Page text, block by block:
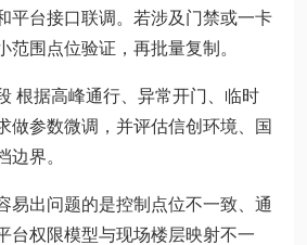
平台接口联调。若涉及门禁或一卡
范围点位验证，再批量复制。
根据高峰通行、异常开门、临时
做参数微调，并评估信创环境、国
边界。
易出问题的是控制点位不一致、通
台权限模型与现场楼层映射不一